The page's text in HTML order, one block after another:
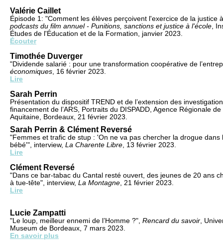
Valérie Caillet
Épisode 1: "Comment les élèves perçoivent l'exercice de la justice
podcasts du film annuel - Punitions, sanctions et justice à l'école ,
Études de l'Éducation et de la Formation, janvier 2023.
Écouter
Timothée Duverger
"Dividende salarié : pour une transformation coopérative de
économiques , 16 février 2023.
Lire
Sarah Perrin
Présentation du dispositif TREND et de l’extension des
financement de l’ARS, Portraits du DISPADD, Agence Régionale
Aquitaine, Bordeaux, 21 février 2023.
Sarah Perrin & Clément Reversé
"Femmes et trafic de stup : 'On ne va pas chercher la drogue dans
bébé'", interview, La Charente Libre , 13 février 2023.
Lire
Clément Reversé
"Dans ce bar-tabac du Cantal resté ouvert, des jeunes de 20 ans
à tue-tête", interview, La Montagne , 21 février 2023.
Lire
Lucie Zampatti
"Le loup, meilleur ennemi de l’Homme ?", Rencard du savoir ,
Museum de Bordeaux, 7 mars 2023.
En savoir plus